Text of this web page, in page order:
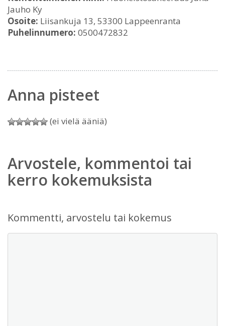
Jauho Ky
Osoite: Liisankuja 13, 53300 Lappeenranta
Puhelinnumero: 0500472832
Anna pisteet
(ei vielä ääniä)
Arvostele, kommentoi tai
kerro kokemuksista
Kommentti, arvostelu tai kokemus